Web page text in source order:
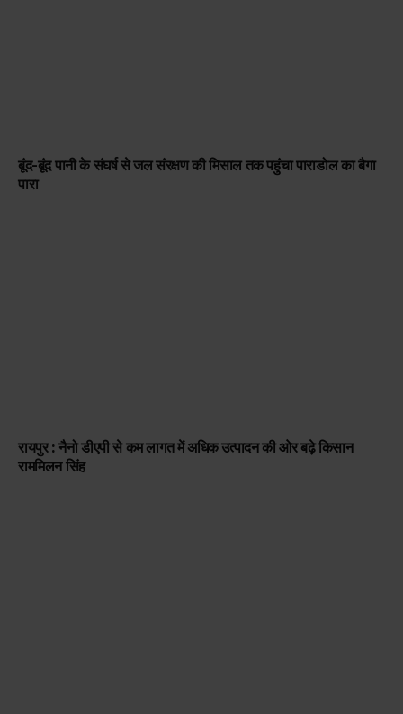
बूंद-बूंद पानी के संघर्ष से जल संरक्षण की मिसाल तक पहुंचा पाराडोल का बैगा
पारा
रायपुर : नैनो डीएपी से कम लागत में अधिक उत्पादन की ओर बढ़े किसान
राममिलन सिंह